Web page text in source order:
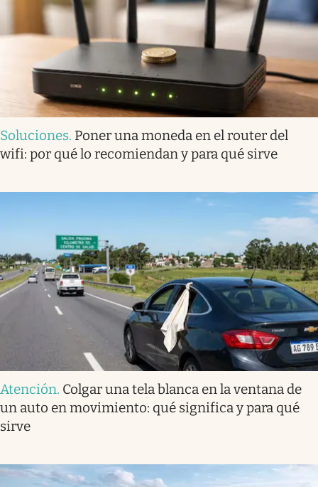
Soluciones. Poner una moneda en el router del
wifi: por qué lo recomiendan y para qué sirve
Atención. Colgar una tela blanca en la ventana de
un auto en movimiento: qué significa y para qué
sirve